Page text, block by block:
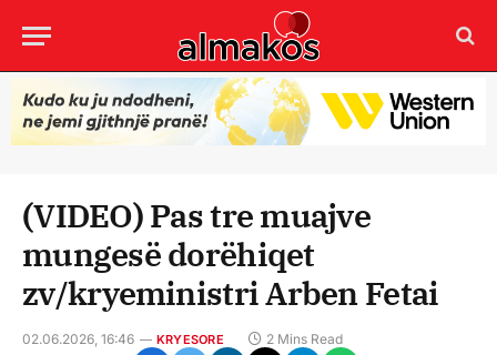
(VIDEO) Pas tre muajve
mungesë dorëhiqet
zv/kryeministri Arben Fetai
02.06.2026, 16:46 KRYESORE 2 Mins Read